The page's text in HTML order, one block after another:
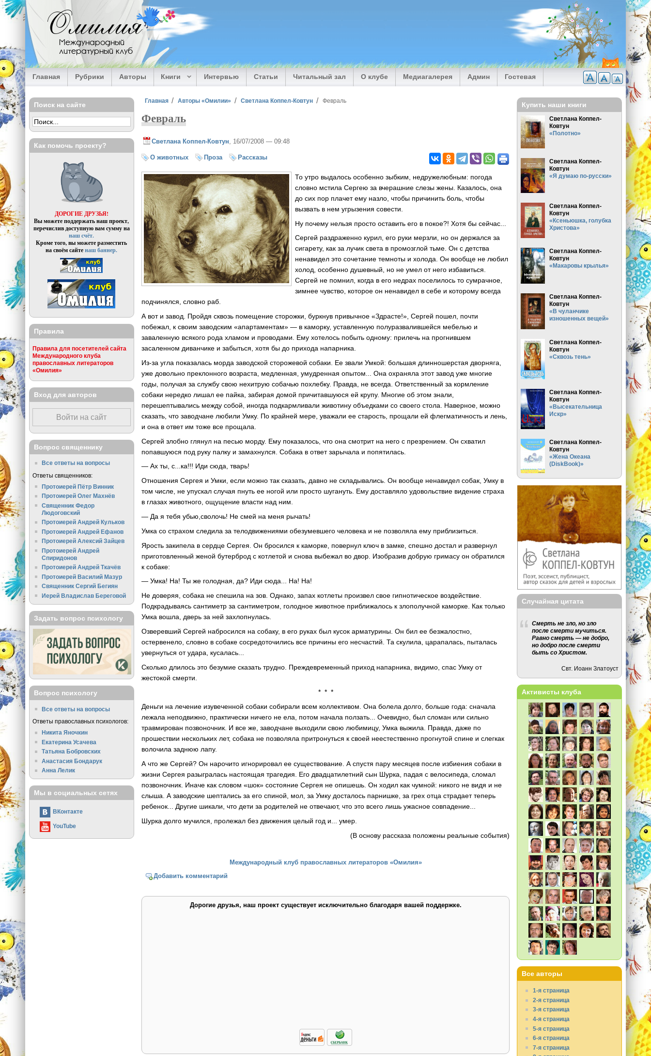
Перейти к основному содержанию
Омилия
Международный
литературный клуб
Главная Рубрики Авторы Книги Интервью Статьи Читальный зал О клубе Медиагалерея Админ Гостевая
Вы здесь
Главная Авторы «Омилии» Светлана Коппел-Ковтун Февраль
Февраль
Светлана Коппел-Ковтун , 16/07/2008 — 09:48
О животных Проза Рассказы
То утро выдалось особенно зыбким, недружелюбным: погода
словно мстила Сергею за вчерашние слезы жены. Казалось, она
до сих пор плачет ему назло, чтобы причинить боль, чтобы
вызвать в нем угрызения совести.
Ну почему нельзя просто оставить его в покое?! Хотя бы сейчас...
Сергей раздраженно курил, его руки мерзли, но он держался за
сигарету, как за лучик света в промозглой тьме. Он с детства
ненавидел это сочетание темноты и холода. Он вообще не любил
холод, особенно душевный, но не умел от него избавиться.
Сергей не помнил, когда в его недрах поселилось то сумрачное,
зимнее чувство, которое он ненавидел в себе и которому всегда
подчинялся, словно раб.
А вот и завод. Пройдя сквозь помещение сторожки, буркнув привычное «Здрасте!», Сергей пошел, почти
побежал, к своим заводским «апартаментам» — в каморку, уставленную полуразвалившейся мебелью и
заваленную всякого рода хламом и проводами. Ему хотелось побыть одному: прилечь на прогнившем
засаленном диванчике и забыться, хотя бы до прихода напарника.
Из-за угла показалась морда заводской сторожевой собаки. Ее звали Умкой: большая длинношерстая дворняга,
уже довольно преклонного возраста, медленная, умудренная опытом... Она охраняла этот завод уже многие
годы, получая за службу свою нехитрую собачью похлебку. Правда, не всегда. Ответственный за кормление
собаки нередко лишал ее пайка, забирая домой причитавшуюся ей крупу. Многие об этом знали,
перешептывались между собой, иногда подкармливали животину объедками со своего стола. Наверное, можно
сказать, что заводчане любили Умку. По крайней мере, уважали ее старость, прощали ей флегматичность и лень,
и она в ответ им тоже все прощала.
Сергей злобно глянул на песью морду. Ему показалось, что она смотрит на него с презрением. Он схватил
попавшуюся под руку палку и замахнулся. Собака в ответ зарычала и попятилась.
— Ах ты, с...ка!!! Иди сюда, тварь!
Отношения Сергея и Умки, если можно так сказать, давно не складывались. Он вообще ненавидел собак, Умку в
том числе, не упускал случая пнуть ее ногой или просто шугануть. Ему доставляло удовольствие видение страха
в глазах животного, ощущение власти над ним.
— Да я тебя убью,сволочь! Не смей на меня рычать!
Умка со страхом следила за телодвижениями обезумевшего человека и не позволяла ему приблизиться.
Ярость закипела в сердце Сергея. Он бросился к каморке, повернул ключ в замке, спешно достал и развернул
приготовленный женой бутерброд с котлетой и снова выбежал во двор. Изобразив добрую гримасу он обратился
к собаке:
— Умка! На! Ты же голодная, да? Иди сюда... На! На!
Не доверяя, собака не спешила на зов. Однако, запах котлеты произвел свое гипнотическое воздействие.
Подкрадываясь сантиметр за сантиметром, голодное животное приближалось к злополучной каморке. Как только
Умка вошла, дверь за ней захлопнулась.
Озверевший Сергей набросился на собаку, в его руках был кусок арматурины. Он бил ее безжалостно,
остервенело, словно в собаке сосредоточились все причины его несчастий. Та скулила, царапалась, пыталась
увернуться от удара, кусалась...
Сколько длилось это безумие сказать трудно. Преждевременный приход напарника, видимо, спас Умку от
жестокой смерти.
* * *
Деньги на лечение изувеченной собаки собирали всем коллективом. Она болела долго, больше года: сначала
лежала неподвижно, практически ничего не ела, потом начала ползать... Очевидно, был сломан или сильно
травмирован позвоночник. И все же, заводчане выходили свою любимицу, Умка выжила. Правда, даже по
прошествии нескольких лет, собака не позволяла притронуться к своей неестественно прогнутой спине и слегкак
волочила заднюю лапу.
А что же Сергей? Он нарочито игнорировал ее существование. А спустя пару месяцев после избиения собаки в
жизни Сергея разыгралась настоящая трагедия. Его двадцатилетний сын Шурка, падая с велосипеда, сломал
позвоночник. Иначе как словом «шок» состояние Сергея не опишешь. Он ходил как чумной: никого не видя и не
слыша. А заводские шептались за его спиной, мол, за Умку досталось парнишке, за грех отца страдает теперь
ребенок... Другие шикали, что дети за родителей не отвечают, что это всего лишь ужасное совпадение...
Шурка долго мучился, пролежал без движения целый год и... умер.
(В основу рассказа положены реальные события)
Международный клуб православных литераторов «Омилия»
Добавить комментарий
Дорогие друзья, наш проект существует исключительно благодаря вашей поддержке.
Поиск на сайте
Как помочь проекту?
ДОРОГИЕ ДРУЗЬЯ!
Вы можете поддержать наш проект,
перечислив доступную вам сумму на
наш счёт.
Кроме того, вы можете разместить
на своём сайтенаш баннер.
Правила
Правила для посетителей сайта
Международного клуба
православных литераторов
«Омилия»
Вход для авторов
Войти на сайт
Вопрос священнику
Все ответы на вопросы
Ответы священников:
Протоиерей Пётр Винник
Протоиерей Олег Махнёв
Священник Федор
Людоговский
Протоиерей Андрей Кульков
Протоиерей Андрей Ефанов
Протоиерей Алексий Зайцев
Протоиерей Андрей
Спиридонов
Протоиерей Андрей Ткачёв
Протоиерей Василий Мазур
Священник Сергий Бегиян
Иерей Владислав Береговой
Задать вопрос психологу
Вопрос психологу
Все ответы на вопросы
Ответы православных психологов:
Никита Яночкин
Екатерина Усачева
Татьяна Бобровских
Анастасия Бондарук
Анна Лелик
Мы в социальных сетях
ВКонтакте
YouTube
Купить наши книги
Светлана Коппел-
Ковтун
«Полотно»
Светлана Коппел-
Ковтун
«Я думаю по-русски»
Светлана Коппел-
Ковтун
«Ксеньюшка, голубка
Христова»
Светлана Коппел-
Ковтун
«Макаровы крылья»
Светлана Коппел-
Ковтун
«В чуланчике
изношенных вещей»
Светлана Коппел-
Ковтун
«Сквозь тень»
Светлана Коппел-
Ковтун
«Высекательница
Искр»
Светлана Коппел-
Ковтун
«Жена Океана
(DiskBook)»
Случайная цитата
Смерть не зло, но зло
после смерти мучиться.
Равно смерть — не добро,
но добро после смерти
быть со Христом.
Свт. Иоанн Златоуст
Активисты клуба
Все авторы
1-я страница
2-я страница
3-я страница
4-я страница
5-я страница
6-я страница
7-я страница